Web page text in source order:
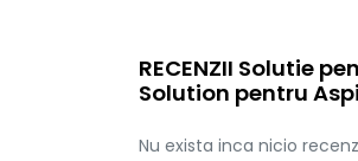
RECENZII Solutie
Solution pentru
Nu exista inca nicio